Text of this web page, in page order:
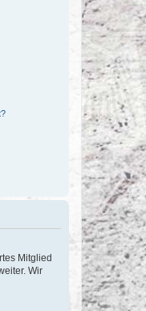
Mitglied
Wir